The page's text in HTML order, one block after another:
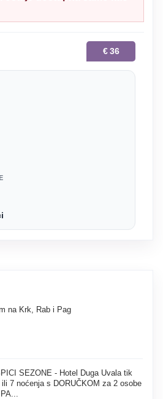
€ 36
na Krk, Rab i Pag
SEZONE - Hotel Duga Uvala tik
7 noćenja s DORUČKOM za 2 osobe